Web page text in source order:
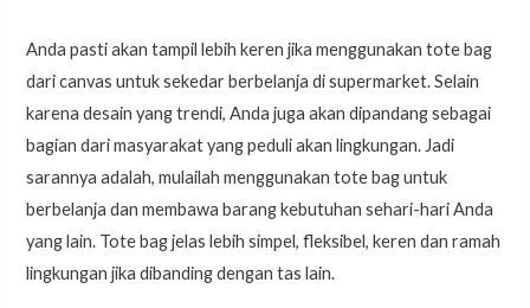
Anda pasti akan tampil lebih keren jika menggunakan tote bag
dari canvas untuk sekedar berbelanja di supermarket. Selain
karena desain yang trendi, Anda juga akan dipandang sebagai
bagian dari masyarakat yang peduli akan lingkungan. Jadi
sarannya adalah, mulailah menggunakan tote bag untuk
berbelanja dan membawa barang kebutuhan sehari-hari Anda
yang lain. Tote bag jelas lebih simpel, fleksibel, keren dan ramah
lingkungan jika dibanding dengan tas lain.